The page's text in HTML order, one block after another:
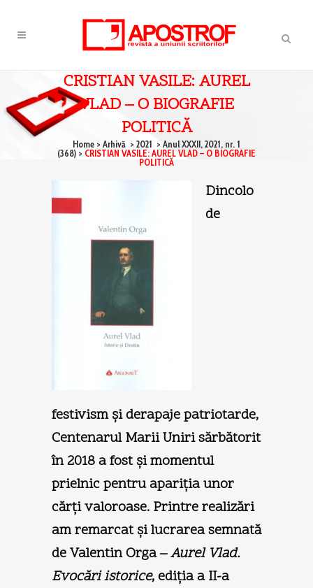
CRISTIAN VASILE: AUREL
VLAD – O BIOGRAFIE
POLITICĂ
Home > Arhivă > 2021 > Anul XXXII, 2021, nr. 1
(368) > CRISTIAN VASILE: AUREL VLAD – O BIOGRAFIE
POLITICĂ
Dincolo
de
festivism şi derapaje patriotarde,
Centenarul Marii Uniri sărbătorit
în 2018 a fost şi momentul
prielnic pentru apariţia unor
cărţi valoroase. Printre realizări
am remarcat şi lucrarea semnată
de Valentin Orga –Aurel Vlad.
Evocări istorice, ediţia a II-a